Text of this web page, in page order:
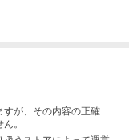
すが、その内容の正確
。